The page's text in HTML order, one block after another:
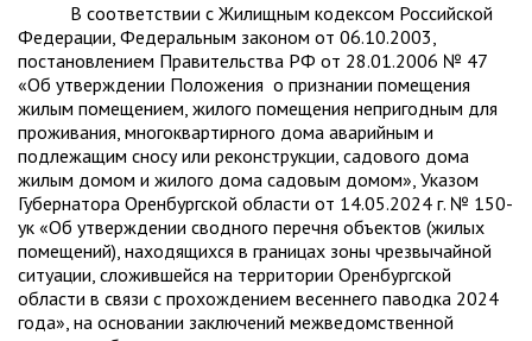
В соответствии с Жилищным кодексом Российской
Федерации, Федеральным законом от 06.10.2003,
постановлением Правительства РФ от 28.01.2006 № 47
«Об утверждении Положения о признании помещения
жилым помещением, жилого помещения непригодным для
проживания, многоквартирного дома аварийным и
подлежащим сносу или реконструкции, садового дома
жилым домом и жилого дома садовым домом», Указом
Губернатора Оренбургской области от 14.05.2024 г. № 150-
ук «Об утверждении сводного перечня объектов (жилых
помещений), находящихся в границах зоны чрезвычайной
ситуации, сложившейся на территории Оренбургской
области в связи с прохождением весеннего паводка 2024
года», на основании заключений межведомственной